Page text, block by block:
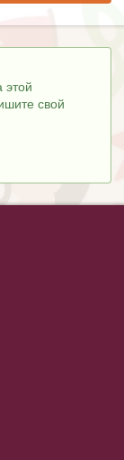
этой
свой